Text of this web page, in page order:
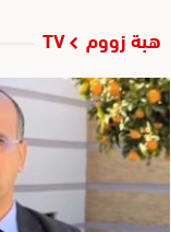
هبة زووم TV